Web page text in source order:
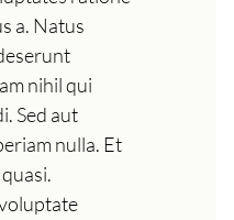
a. Natus
nihil qui
Sed aut
nulla. Et